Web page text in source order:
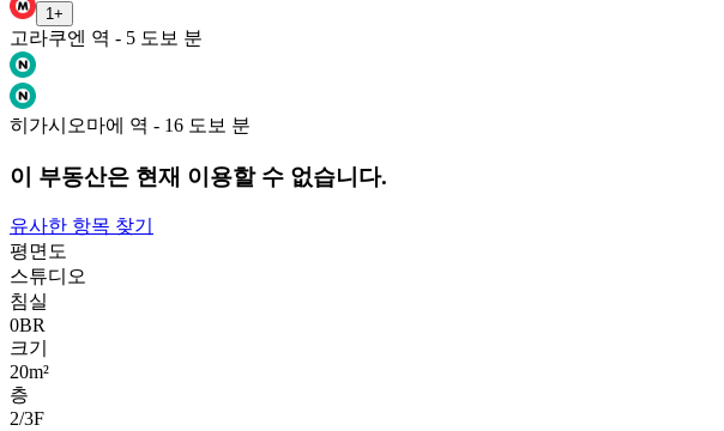
1 +
고라쿠엔 역 - 5 도보 분
히가시오마에 역 - 16 도보 분
이 부동산은 현재 이용할 수 없습니다.
유사한 항목 찾기
평면도
스튜디오
침실
0BR
크기
20m²
층
2/3F